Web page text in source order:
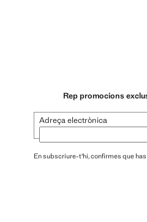
Rep promocions
Adreça electrònica
En subscriure-t'hi, confirmes que